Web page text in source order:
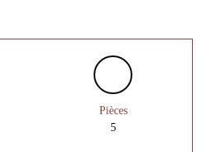
Pièces
5